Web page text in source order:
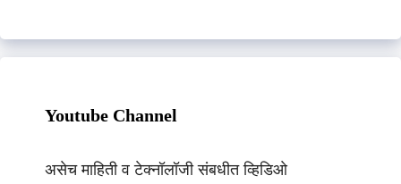
Youtube Channel
असेच माहिती व टेक्नॉलॉजी संबधीत व्हिडिओ